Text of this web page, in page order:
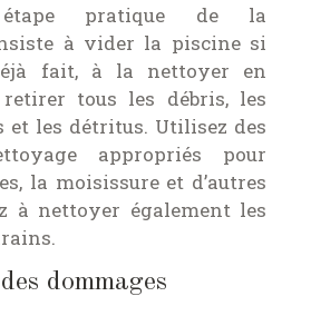
pratique de la
à vider la piscine si
fait, à la nettoyer en
tous les débris, les
et les détritus. Utilisez des
appropriés pour
la moisissure et d’autres
à nettoyer également les
dommages